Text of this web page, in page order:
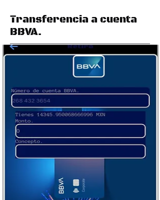
Transferencia a cuenta
BBVA.